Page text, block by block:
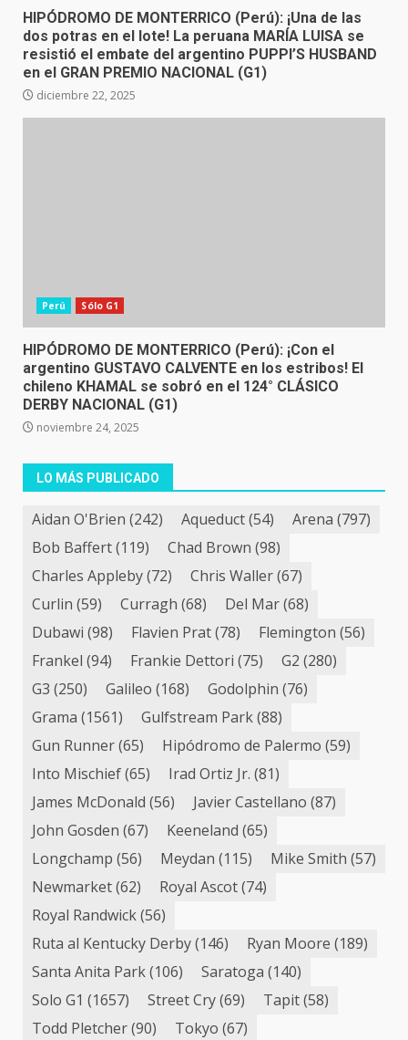
HIPÓDROMO DE MONTERRICO (Perú): ¡Una de las
dos potras en el lote! La peruana MARÍA LUISA se
resistió el embate del argentino PUPPI’S HUSBAND
en el GRAN PREMIO NACIONAL (G1)
diciembre 22, 2025
Perú Sólo G1
HIPÓDROMO DE MONTERRICO (Perú): ¡Con el
argentino GUSTAVO CALVENTE en los estribos! El
chileno KHAMAL se sobró en el 124° CLÁSICO
DERBY NACIONAL (G1)
noviembre 24, 2025
LO MÁS PUBLICADO
Aidan O'Brien (242) Aqueduct(54) Arena (797)
Bob Baffert(119) Chad Brown (98)
Charles Appleby(72) Chris Waller(67)
Curlin (59) Curragh (68) Del Mar(68)
Dubawi (98) Flavien Prat(78) Flemington (56)
Frankel (94) Frankie Dettori (75) G2 (280)
G3 (250) Galileo (168) Godolphin (76)
Grama (1561) Gulfstream Park(88)
Gun Runner(65) Hipódromo de Palermo (59)
Into Mischief(65) Irad Ortiz Jr. (81)
James McDonald (56) Javier Castellano (87)
John Gosden (67) Keeneland (65)
Longchamp (56) Meydan (115) Mike Smith (57)
Newmarket(62) Royal Ascot(74)
Royal Randwick(56)
Ruta al Kentucky Derby(146) Ryan Moore (189)
Santa Anita Park(106) Saratoga (140)
Solo G1 (1657) Street Cry(69) Tapit(58)
Todd Pletcher(90) Tokyo (67)